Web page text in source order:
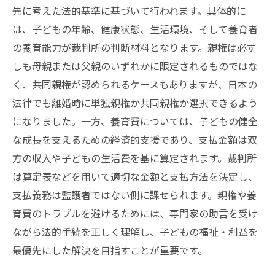
先に考えた法的基準に基づいて行われます。具体的に
は、子どもの年齢、健康状態、生活環境、そして養育者
の養育能力が裁判所の判断材料となります。親権は必ず
しも母親または父親のいずれかに限定されるものではな
く、共同親権が認められるケースもありますが、日本の
法律でも離婚時に単独親権か共同親権か選択できるよう
になりました。一方、養育費については、子どもの健全
な成長を支えるための経済的支援であり、支払金額は双
方の収入や子どもの生活費を基に算定されます。裁判所
は算定表などを用いて適切な金額と支払方法を決定し、
支払義務は監護者ではない側に課せられます。親権や養
育費のトラブルを避けるためには、専門家の助言を受け
ながら法的手続を正しく理解し、子どもの福祉・利益を
最優先にした解決を目指すことが重要です。